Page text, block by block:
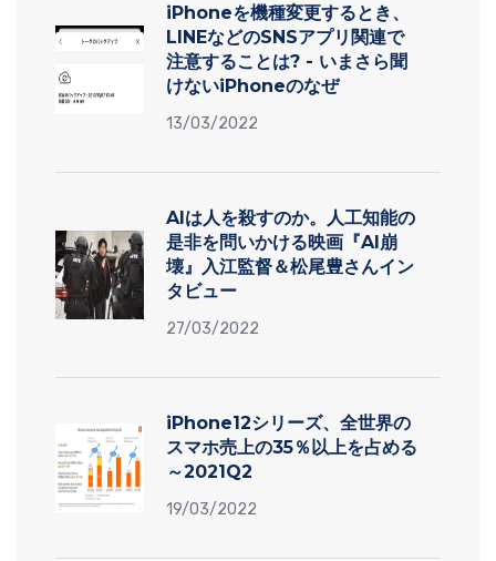
iPhoneを機種変更するとき、
LINEなどのSNSアプリ関連で
注意することは? - いまさら聞
けないiPhoneのなぜ
13/03/2022
AIは人を殺すのか。人工知能の
是非を問いかける映画『AI崩
壊』入江監督＆松尾豊さんイン
タビュー
27/03/2022
iPhone12シリーズ、全世界の
スマホ売上の35％以上を占める
～2021Q2
19/03/2022